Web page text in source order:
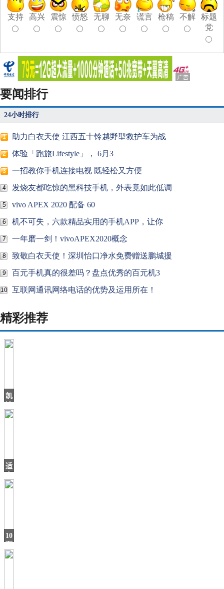
支持 高兴 震惊 愤怒 无聊 无奈 谎言 枪稿 不解
标题
党
要闻排行
24小时排行
1 助力白衣天使 江西五十铃越野型救护车为战
2 体验「跑旅Lifestyle」， 6月3
3 一招教你手机连接电视 既轻松又方便
4 发烧友都吃惊的黑科技手机，外表竟如此低调
5 vivo APEX 2020 配备 60
6 机不可失，六款精品实用的手机APP，让你
7 一年磨一剑！vivoAPEX2020概念
8 致敬白衣天使！深圳怡口净水免费赠送鹏城援
9 百元手机真的很差吗？盘点优秀的百元机3
10 互联网通讯网络电话的优势及运用所在！
精彩推荐
凯
拉
适
年
10
万
级